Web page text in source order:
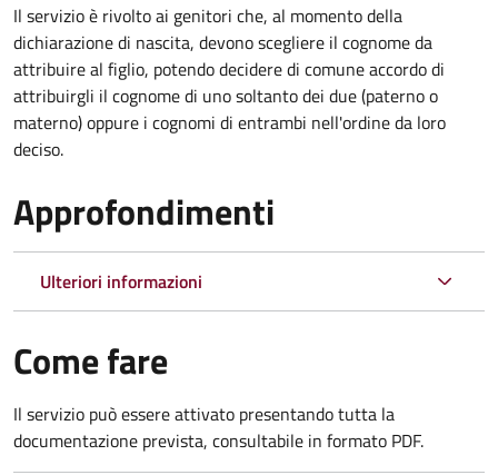
Il servizio è rivolto ai genitori che, al momento della
dichiarazione di nascita, devono scegliere il cognome da
attribuire al figlio, potendo decidere di comune accordo di
attribuirgli il cognome di uno soltanto dei due (paterno o
materno) oppure i cognomi di entrambi nell'ordine da loro
deciso.
Approfondimenti
Ulteriori informazioni
Come fare
Il servizio può essere attivato presentando tutta la
documentazione prevista, consultabile in formato PDF.